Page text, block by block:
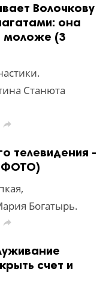
Волочкову
она
моложе (3
Станюта

телевидения -
ФОТО)
Богатырь.

счет и